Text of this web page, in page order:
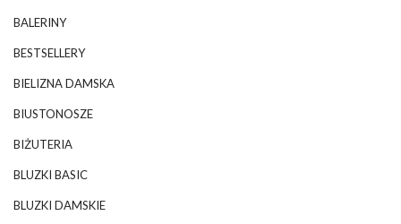
BALERINY
BESTSELLERY
BIELIZNA DAMSKA
BIUSTONOSZE
BIŻUTERIA
BLUZKI BASIC
BLUZKI DAMSKIE